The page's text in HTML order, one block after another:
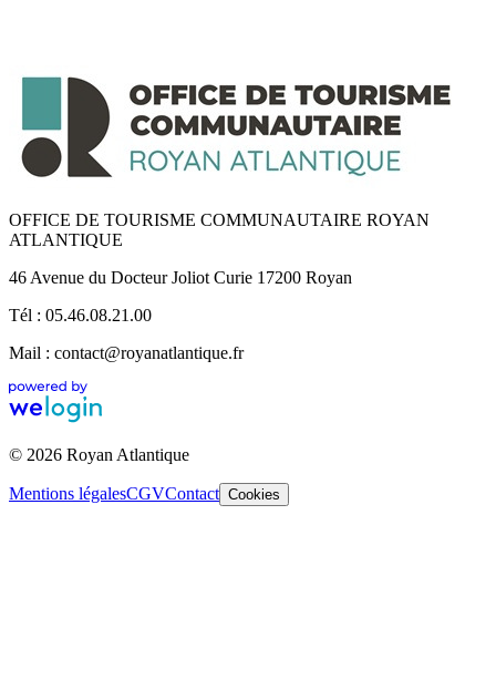
OFFICE DE TOURISME COMMUNAUTAIRE ROYAN
ATLANTIQUE
46 Avenue du Docteur Joliot Curie 17200 Royan
Tél : 05.46.08.21.00
Mail : contact@royanatlantique.fr
© 2026 Royan Atlantique
Mentions légalesCGVContact Cookies